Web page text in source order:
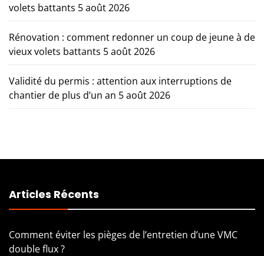
volets battants 5 août 2026
Rénovation : comment redonner un coup de jeune à de
vieux volets battants 5 août 2026
Validité du permis : attention aux interruptions de
chantier de plus d’un an 5 août 2026
Articles Récents
Comment éviter les pièges de l’entretien d’une VMC
double flux ?